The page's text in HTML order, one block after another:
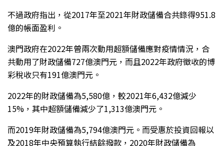
不過政府指出，從2017年至2021年財政儲備合共錄得951.8
億的帳面盈利。
澳門政府在2022年曾兩次動用超額儲備應對疫情情況，合
共動用了財政儲備727億澳門元，而且2022年政府徵收的博
彩稅收只有191億澳門元。
2022年的財政儲備為5,580億，較2021年6,432億減少
15%，其中超額儲備減少了1,313億澳門元。
而2019年財政儲備為5,794億澳門元。而受惠於投資回報以
及2018年中央預算執行結餘撥款，2020年財政儲備為